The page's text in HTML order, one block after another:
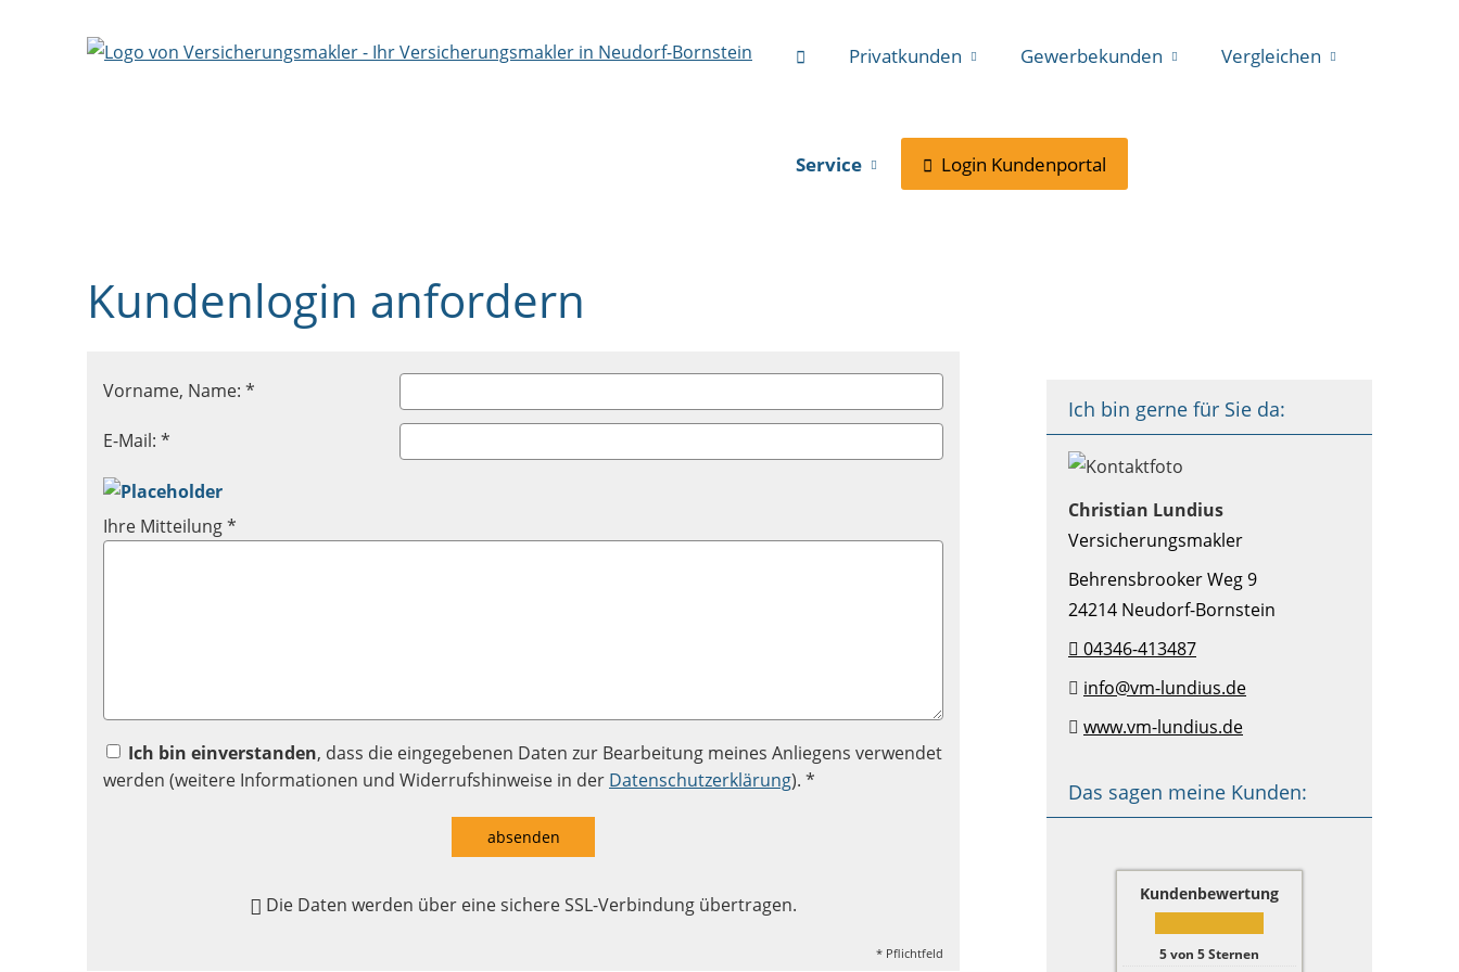
Privatkunden Gewerbekunden Vergleichen
Service Login Kundenportal
Ich bin gerne für Sie da:
Christian Lundius
Versicherungsmakler
Behrensbrooker Weg 9
24214 Neudorf-Bornstein
04346-413487
info@vm-lundius.de
www.vm-lundius.de
Das sagen meine Kunden:
Kundenbewertung
5von 5Sternen
Kundenlogin anfordern
Vorname, Name: *
E-Mail: *
Ihre Mitteilung *
Ich bin einverstanden, dass die eingegebenen Daten zur Bearbeitung meines Anliegens verwendet
werden (weitere Informationen und Widerrufshinweise in der Datenschutzerklärung). *
absenden
Die Daten werden über eine sichere SSL-Verbindung übertragen.
* Pflichtfeld